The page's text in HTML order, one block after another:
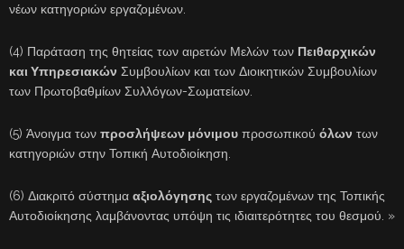
νέων κατηγοριών εργαζομένων.
(4) Παράταση της θητείας των αιρετών Μελών των Πειθαρχικών
και Υπηρεσιακών Συμβουλίων και των Διοικητικών Συμβουλίων
των Πρωτοβαθμίων Συλλόγων-Σωματείων.
(5) Άνοιγμα των προσλήψεων μόνιμου προσωπικού όλων των
κατηγοριών στην Τοπική Αυτοδιοίκηση.
(6) Διακριτό σύστημα αξιολόγησης των εργαζομένων της Τοπικής
Αυτοδιοίκησης λαμβάνοντας υπόψη τις ιδιαιτερότητες του θεσμού. »